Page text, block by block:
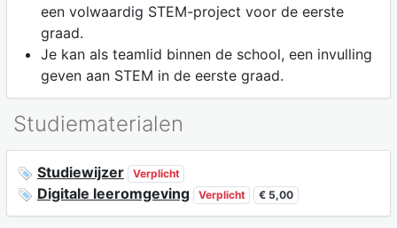
een volwaardig STEM-project voor de eerste
graad.
Je kan als teamlid binnen de school, een invulling
geven aan STEM in de eerste graad.
Studiematerialen
Studiewijzer Verplicht
Digitale leeromgeving Verplicht € 5,00